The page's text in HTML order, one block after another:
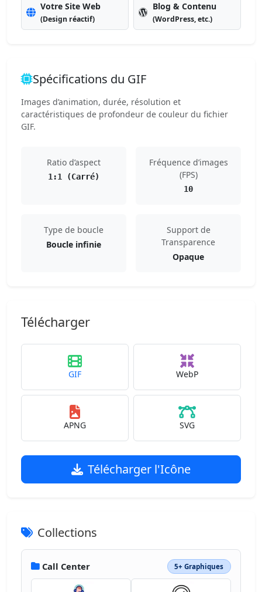
Votre Site Web
(Design réactif)
Blog & Contenu
(WordPress, etc.)
Spécifications du GIF
Images d’animation, durée, résolution et
caractéristiques de profondeur de couleur du fichier
GIF.
Ratio d’aspect
1:1 (Carré)
Fréquence d’images
(FPS)
10
Type de boucle
Boucle infinie
Support de
Transparence
Opaque
Télécharger
GIF WebP
APNG SVG
Télécharger l'Icône
Collections
Call Center 5+ Graphiques